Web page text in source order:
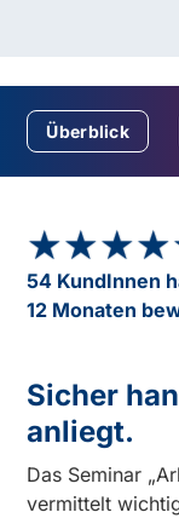
Überblick
54 KundInnen
12 Monaten
Sicher
anliegt.
Das Seminar
vermittelt